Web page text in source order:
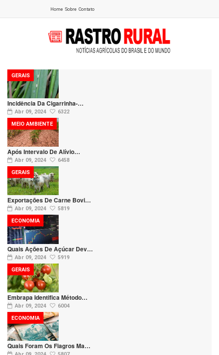
Home Sobre Contato
Incidência Da Cigarrinha-…
Abr 09, 2024 6322
GERAIS
Após Intervalo De Alívio…
Abr 09, 2024 6458
MEIO AMBIENTE
Exportações De Carne Bovi…
Abr 09, 2024 5819
GERAIS
Quais Ações De Açúcar Dev…
Abr 09, 2024 5919
ECONOMIA
Embrapa Identifica Método…
Abr 09, 2024 6004
GERAIS
Quais Foram Os Fiagros Ma…
ECONOMIA